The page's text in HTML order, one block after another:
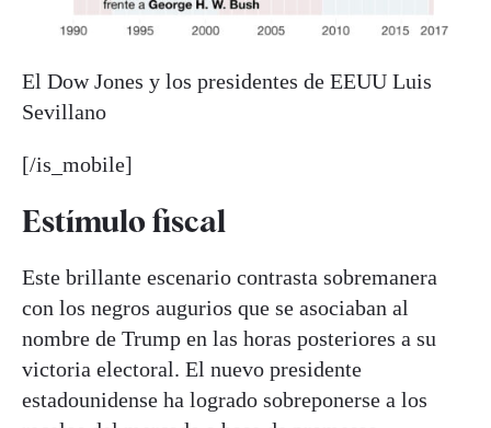
El Dow Jones y los presidentes de EEUU Luis
Sevillano
[/is_mobile]
Estímulo fiscal
Este brillante escenario contrasta sobremanera
con los negros augurios que se asociaban al
nombre de Trump en las horas posteriores a su
victoria electoral. El nuevo presidente
estadounidense ha logrado sobreponerse a los